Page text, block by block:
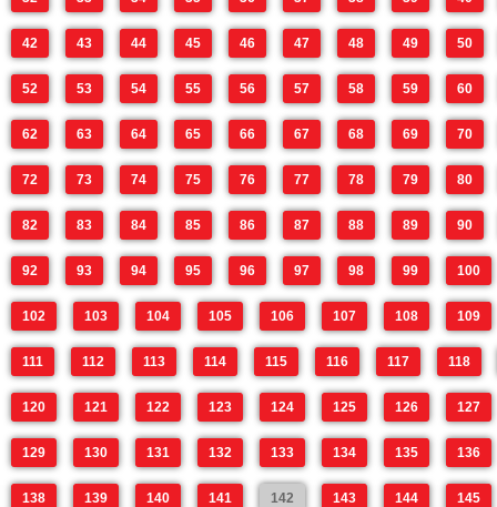
42 43 44 45 46 47 48 49 50
52 53 54 55 56 57 58 59 60
62 63 64 65 66 67 68 69 70
72 73 74 75 76 77 78 79 80
82 83 84 85 86 87 88 89 90
92 93 94 95 96 97 98 99 100
102 103 104 105 106 107 108 109
111 112 113 114 115 116 117 118
120 121 122 123 124 125 126 127
129 130 131 132 133 134 135 136
138 139 140 141 142 143 144 145